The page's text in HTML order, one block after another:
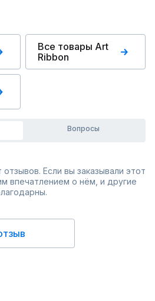
Все товары Art
Ribbon
Вопросы
Если вы заказывали этот
впечатлением о нём, и другие